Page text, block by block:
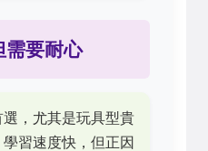
需要耐心
，尤其是玩具型貴
習速度快，但正因